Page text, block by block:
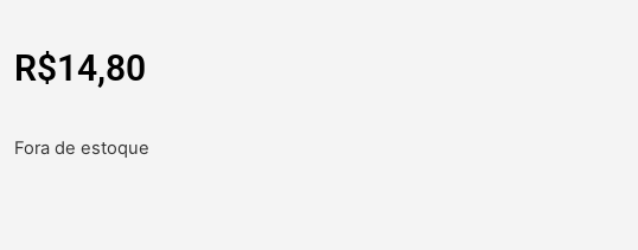
R$14,80
Fora de estoque